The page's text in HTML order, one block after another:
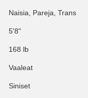
Naisia, Pareja, Trans
5'8"
168 lb
Vaaleat
Siniset